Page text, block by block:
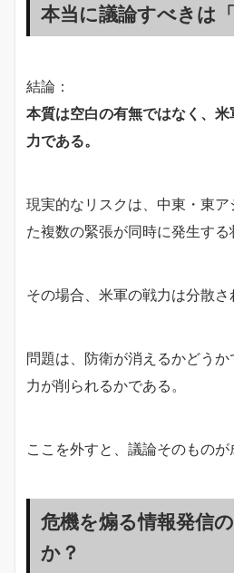
本当に議論すべきは
結論：
本質は空白の有無ではなく、
力である。
現実的なリスクは、中東・東
た複数の緊張が同時に発生する
その場合、米軍の戦力は分散さ
問題は、防衛が消えるかどう
力が削られるかである。
ここを外すと、議論そのものが
危機を煽る情報発信
か？